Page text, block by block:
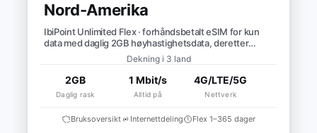
Nord-Amerika
IbiPoint Unlimited Flex · forhåndsbetalt eSIM for kun
data med daglig 2GB høyhastighetsdata, deretter
redusert hastighet til ~1 Mbit/s*
Dekning i 3 land
2GB
Daglig rask
1 Mbit/s
Alltid på
4G/LTE/5G
Nettverk
Bruksoversikt Internettdeling Flex 1–365 dager